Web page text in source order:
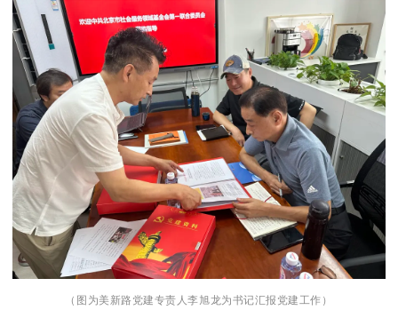
（图为美新路党建专责人李旭龙为书记汇报党建工作）